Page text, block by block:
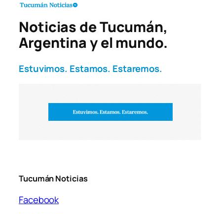
Noticias de Tucumán,
Argentina y el mundo.
Estuvimos. Estamos. Estaremos.
Tucumán Noticias
Facebook